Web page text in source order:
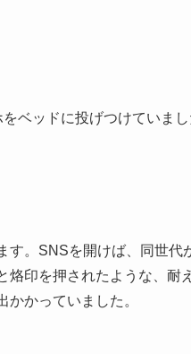
ベッドに投げつけていま
。SNSを開けば、同世代
烙印を押されたような、耐
かっていました。